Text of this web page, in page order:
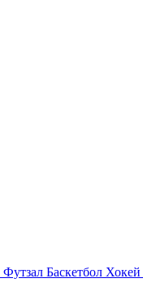
Футзал Баскетбол Хокей